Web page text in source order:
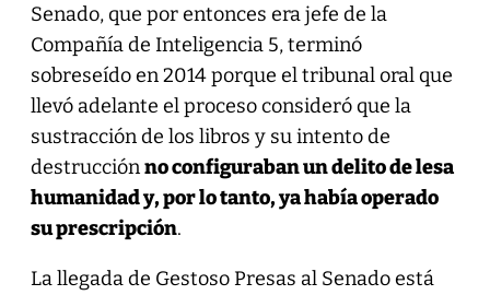
Senado, que por entonces era jefe de la
Compañía de Inteligencia 5, terminó
sobreseído en 2014 porque el tribunal oral que
llevó adelante el proceso consideró que la
sustracción de los libros y su intento de
destrucciónno configuraban un delito de lesa
humanidad y, por lo tanto, ya había operado
su prescripción.
La llegada de Gestoso Presas al Senado está